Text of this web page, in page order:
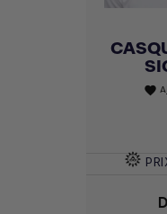
favorite